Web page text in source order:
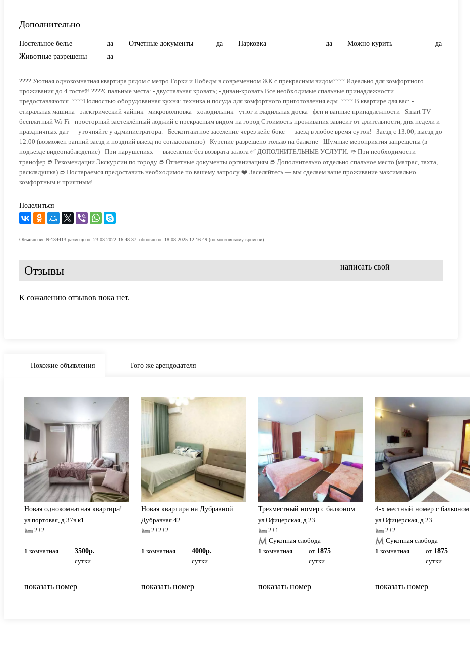
Дополнительно
Постельное белье да Отчетные документы да Парковка да Можно курить
да
Животные разрешены
да
????️ Уютная однокомнатная квартира рядом с метро Горки и Победы в современном ЖК с прекрасным видом???? Идеально для комфортного
проживания до 4 гостей! ????️Спальные места: - двуcпaльнaя крoвaть; - диван-кpовaть Все необходимые спальные принадлежности
предоставляются. ????Полностью оборудованная кухня: техника и посуда для комфортного приготовления еды. ????️ В квартире для вас: -
стиральная машина - электрический чайник - микроволновка - холодильник - утюг и гладильная доска - фен и ванные принадлежности - Smart TV -
бесплатный Wi-Fi - просторный застеклённый лоджий с прекрасным видом на город Стоимость проживания зависит от длительности, дня недели и
праздничных дат — уточняйте у администратора. - Бесконтактное заселение через кейс-бокс — заезд в любое время суток! - Заезд с 13:00, выезд до
12:00 (возможен ранний заезд и поздний выезд по согласованию) - Курение разрешено только на балконе - Шумные мероприятия запрещены (в
подъезде видеонаблюдение) - При нарушениях — выселение без возврата залога ✅ ДОПОЛНИТЕЛЬНЫЕ УСЛУГИ: ➮ При необходимости
трансфер ➮ Рекомендации Экскурсии по городу ➮ Отчетные документы организациям ➮ Дополнительно отдельно спальное место (матрас, тахта,
раскладушка) ➮ Постараемся предоставить необходимое по вашему запросу ❤️ Заселяйтесь — мы сделаем ваше проживание максимально
комфортным и приятным!
Поделиться
Объявление №134413 размещено: 23.03.2022 16:48:37, обновлено: 18.08.2025 12:16:49 (по московскому времени)
Отзывы написать свой
К сожалению отзывов пока нет.
Похожие объявления Того же арендодателя
Новая однокомнатная квартира!
ул.портовая, д.37в к1
2+2
1 комнатная
3500р.
сутки
показать номер
Новая квартира на Дубравной
Дубравная 42
2+2+2
1 комнатная
4000р.
сутки
показать номер
Трехместный номер с балконом
ул.Офицерская, д.23
2+1
Суконная слобода
1 комнатная от 1875
сутки
показать номер
4-х местный номер с балконом
ул.Офицерская, д.23
2+2
Суконная слобода
1 комнатная от 1875
сутки
показать номер